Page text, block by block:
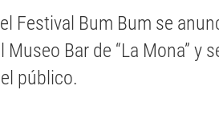
Festival Bum Bum se
Museo Bar de “La Mona” y
público.